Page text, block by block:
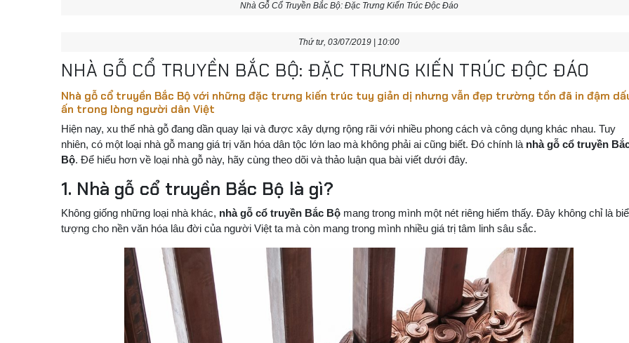
Nhà Gỗ Cổ Truyền Bắc Bộ: Đặc Trưng Kiến Trúc Độc Đáo
Thứ tư, 03/07/2019 | 10:00
NHÀ GỖ CỔ TRUYỀN BẮC BỘ: ĐẶC TRƯNG KIẾN TRÚC ĐỘC ĐÁO
Nhà gỗ cổ truyền Bắc Bộ với những đặc trưng kiến trúc tuy giản dị nhưng vẫn đẹp trường tồn đã in đậm
ấn trong lòng người dân Việt
Hiện nay, xu thế nhà gỗ đang dần quay lại và được xây dựng rộng rãi với nhiều phong cách và công dụng khác nhau. Tuy
nhiên, có một loại nhà gỗ mang giá trị văn hóa dân tộc lớn lao mà không phải ai cũng biết. Đó chính là nhà gỗ cổ truyền
Bộ. Để hiểu hơn về loại nhà gỗ này, hãy cùng theo dõi và thảo luận qua bài viết dưới đây.
1. Nhà gỗ cổ truyền Bắc Bộ là gì?
Không giống những loại nhà khác, nhà gỗ cổ truyền Bắc Bộ mang trong mình một nét riêng hiếm thấy. Đây không chỉ là
tượng cho nền văn hóa lâu đời của người Việt ta mà còn mang trong mình nhiều giá trị tâm linh sâu sắc.